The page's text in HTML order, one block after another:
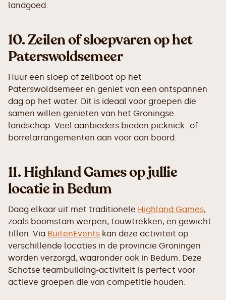
landgoed.
10.Zeilen of sloepvaren op het
Paterswoldsemeer
Huur een sloep of zeilboot op het
Paterswoldsemeer en geniet van een ontspannen
dag op het water. Dit is ideaal voor groepen die
samen willen genieten van het Groningse
landschap. Veel aanbieders bieden picknick- of
borrelarrangementen aan voor aan boord.
11.Highland Games op jullie
locatie in Bedum
Daag elkaar uit met traditionele Highland Games,
zoals boomstam werpen, touwtrekken, en gewicht
tillen. Via BuitenEvents kan deze activiteit op
verschillende locaties in de provincie Groningen
worden verzorgd, waaronder ook in Bedum. Deze
Schotse teambuilding-activiteit is perfect voor
actieve groepen die van competitie houden.